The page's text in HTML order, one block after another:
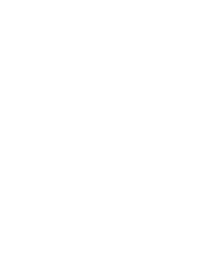
men nên bền bỉ,
chỉnh, phù hợp